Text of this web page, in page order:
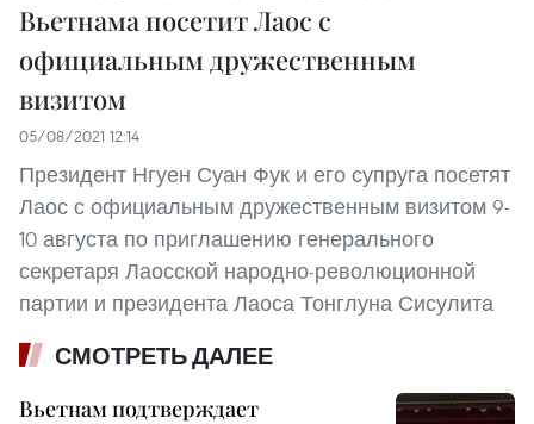
Вьетнама посетит Лаос с
официальным дружественным
визитом
05/08/2021 12:14
Президент Нгуен Суан Фук и его супруга посетят
Лаос с официальным дружественным визитом 9-
10 августа по приглашению генерального
секретаря Лаосской народно-революционной
партии и президента Лаоса Тонглуна Сисулита
СМОТРЕТЬ ДАЛЕЕ
Вьетнам подтверждает